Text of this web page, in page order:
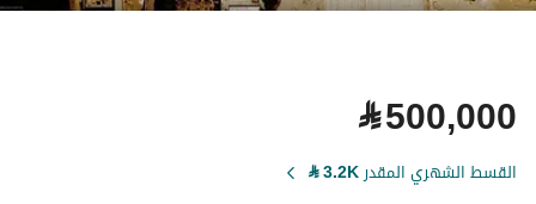
⃁500,000
القسط الشهري المقدر3.2K
⃁